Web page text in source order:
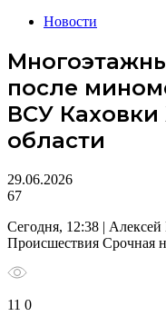
Новости
после
ВСУ Каховки
области
29.06.2026
67
Сегодня, 12:38 |
Происшествия Срочная
11 0